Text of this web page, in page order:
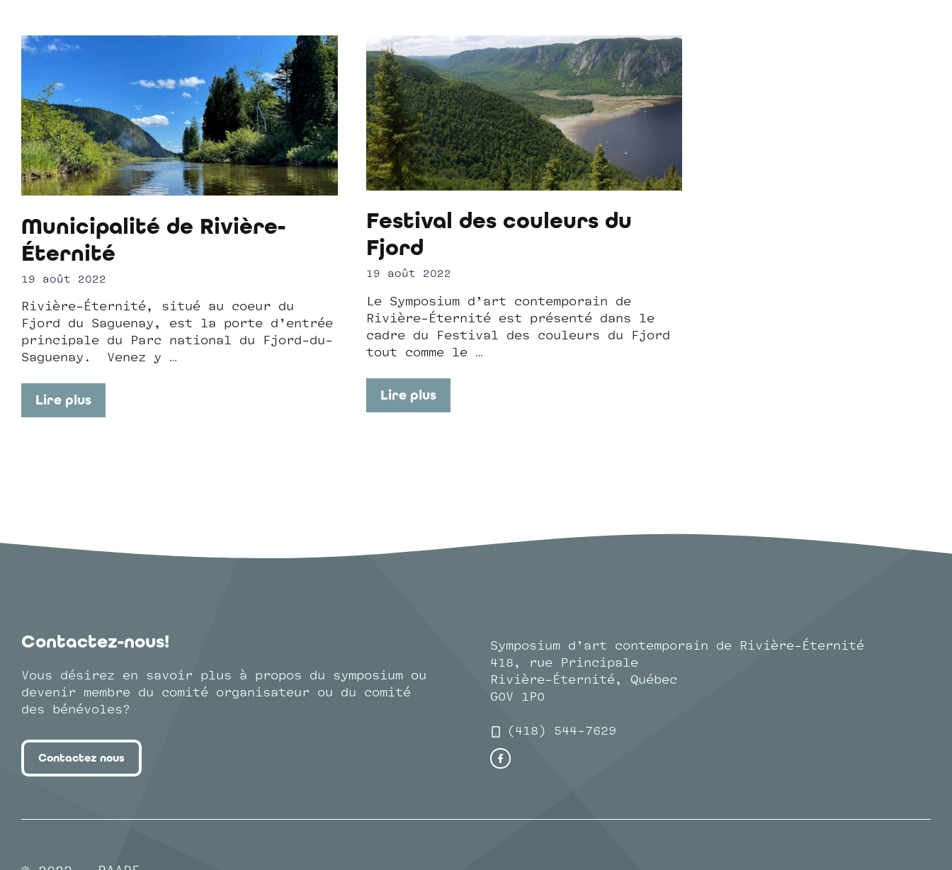
Municipalité de Rivière-
Éternité
19 août 2022
Rivière-Éternité, situé au coeur du
Fjord du Saguenay, est la porte d’entrée
principale du Parc national du Fjord-du-
Saguenay. Venez y …
Lire plus
Festival des couleurs du
Fjord
19 août 2022
Le Symposium d’art contemporain de
Rivière-Éternité est présenté dans le
cadre du Festival des couleurs du Fjord
tout comme le …
Lire plus
Contactez-nous!
Vous désirez en savoir plus à propos du symposium ou
devenir membre du comité organisateur ou du comité
des bénévoles?
Contactez nous
Symposium d’art contemporain de Rivière-Éternité
418, rue Principale
Rivière-Éternité, Québec
G0V 1P0
(418) 544-7629